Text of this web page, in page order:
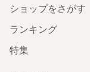
ショップをさがす
ランキング
特集